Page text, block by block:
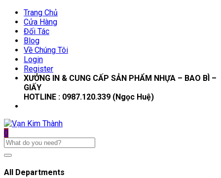
Trang Chủ
Cửa Hàng
Đối Tác
Blog
Về Chúng Tôi
Login
Register
XƯỞNG IN & CUNG CẤP SẢN PHẨM NHỰA – BAO BÌ –
GIẤY
HOTLINE : 0987.120.339 (Ngọc Huệ)
0
All Departments